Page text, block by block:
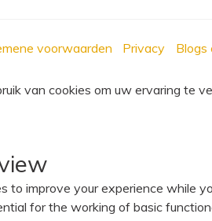
voorwaarden Privacy Blogs
van cookies om uw ervaring te
to improve your experience while
for the working of basic